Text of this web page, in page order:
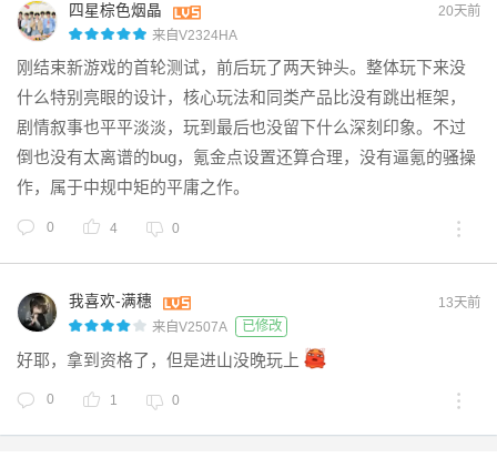
四星棕色烟晶
20天前
来自V2324HA
刚结束新游戏的首轮测试，前后玩了两天钟头。整体玩下来没
什么特别亮眼的设计，核心玩法和同类产品比没有跳出框架，
剧情叙事也平平淡淡，玩到最后也没留下什么深刻印象。不过
倒也没有太离谱的bug，氪金点设置还算合理，没有逼氪的骚操
作，属于中规中矩的平庸之作。
0 4 0
我喜欢-满穗
13天前
来自V2507A
已修改
好耶，拿到资格了，但是进山没晚玩上
0 1 0